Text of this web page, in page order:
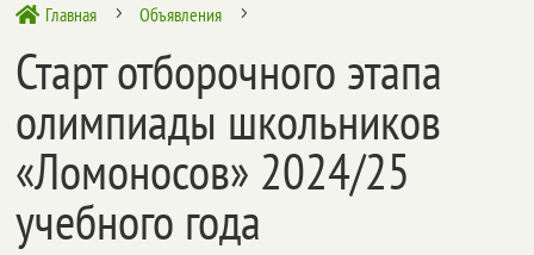
 Главная 5 Объявления 5
Старт отборочного этапа
олимпиады школьников
«Ломоносов» 2024/25
учебного года